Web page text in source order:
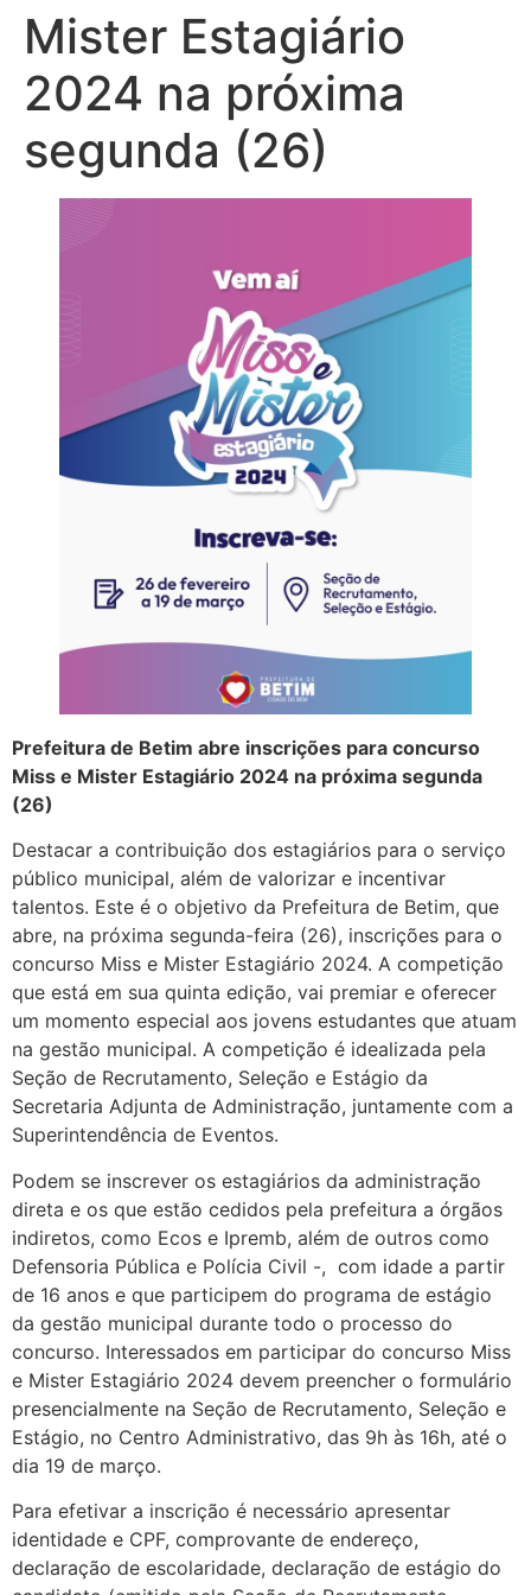
Mister Estagiário
2024 na próxima
segunda (26)
Prefeitura de Betim abre inscrições para concurso
Miss e Mister Estagiário 2024 na próxima segunda
(26)
Destacar a contribuição dos estagiários para o serviço
público municipal, além de valorizar e incentivar
talentos. Este é o objetivo da Prefeitura de Betim, que
abre, na próxima segunda-feira (26), inscrições para o
concurso Miss e Mister Estagiário 2024. A competição
que está em sua quinta edição, vai premiar e oferecer
um momento especial aos jovens estudantes que atuam
na gestão municipal. A competição é idealizada pela
Seção de Recrutamento, Seleção e Estágio da
Secretaria Adjunta de Administração, juntamente com a
Superintendência de Eventos.
Podem se inscrever os estagiários da administração
direta e os que estão cedidos pela prefeitura a órgãos
indiretos, como Ecos e Ipremb, além de outros como
Defensoria Pública e Polícia Civil -, com idade a partir
de 16 anos e que participem do programa de estágio
da gestão municipal durante todo o processo do
concurso. Interessados em participar do concurso Miss
e Mister Estagiário 2024 devem preencher o formulário
presencialmente na Seção de Recrutamento, Seleção e
Estágio, no Centro Administrativo, das 9h às 16h, até o
dia 19 de março.
Para efetivar a inscrição é necessário apresentar
identidade e CPF, comprovante de endereço,
declaração de escolaridade, declaração de estágio do